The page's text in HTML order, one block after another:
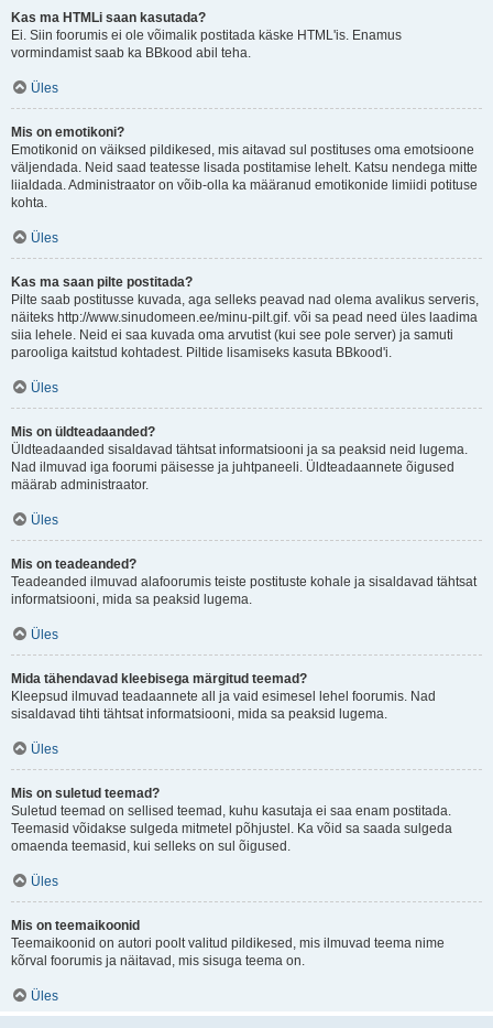
Kas ma HTMLi saan kasutada?
Ei. Siin foorumis ei ole võimalik postitada käske HTML'is. Enamus
vormindamist saab ka BBkood abil teha.
Üles
Mis on emotikoni?
Emotikonid on väiksed pildikesed, mis aitavad sul postituses oma emotsioone
väljendada. Neid saad teatesse lisada postitamise lehelt. Katsu nendega mitte
liialdada. Administraator on võib-olla ka määranud emotikonide limiidi potituse
kohta.
Üles
Kas ma saan pilte postitada?
Pilte saab postitusse kuvada, aga selleks peavad nad olema avalikus serveris,
näiteks http://www.sinudomeen.ee/minu-pilt.gif. või sa pead need üles laadima
siia lehele. Neid ei saa kuvada oma arvutist (kui see pole server) ja samuti
parooliga kaitstud kohtadest. Piltide lisamiseks kasuta BBkood'i.
Üles
Mis on üldteadaanded?
Üldteadaanded sisaldavad tähtsat informatsiooni ja sa peaksid neid lugema.
Nad ilmuvad iga foorumi päisesse ja juhtpaneeli. Üldteadaannete õigused
määrab administraator.
Üles
Mis on teadeanded?
Teadeanded ilmuvad alafoorumis teiste postituste kohale ja sisaldavad tähtsat
informatsiooni, mida sa peaksid lugema.
Üles
Mida tähendavad kleebisega märgitud teemad?
Kleepsud ilmuvad teadaannete all ja vaid esimesel lehel foorumis. Nad
sisaldavad tihti tähtsat informatsiooni, mida sa peaksid lugema.
Üles
Mis on suletud teemad?
Suletud teemad on sellised teemad, kuhu kasutaja ei saa enam postitada.
Teemasid võidakse sulgeda mitmetel põhjustel. Ka võid sa saada sulgeda
omaenda teemasid, kui selleks on sul õigused.
Üles
Mis on teemaikoonid
Teemaikoonid on autori poolt valitud pildikesed, mis ilmuvad teema nime
kõrval foorumis ja näitavad, mis sisuga teema on.
Üles